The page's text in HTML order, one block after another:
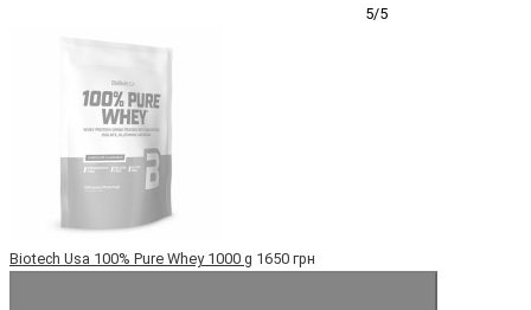
5/5
Biotech Usa 100% Pure Whey 1000 g 1650 грн